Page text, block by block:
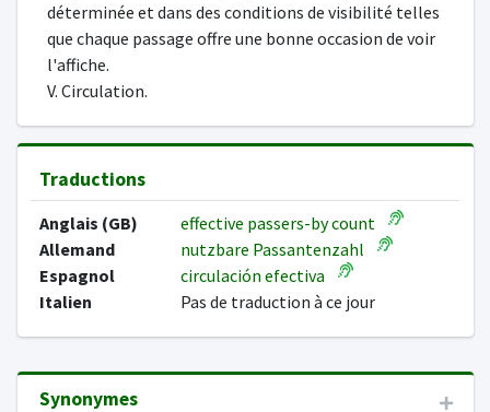
déterminée et dans des conditions de visibilité telles
que chaque passage offre une bonne occasion de voir
l'affiche.
V. Circulation.
Traductions
Anglais (GB)
effective passers-by count
Allemand
nutzbare Passantenzahl
Espagnol
circulación efectiva
Italien
Pas de traduction à ce jour
Synonymes